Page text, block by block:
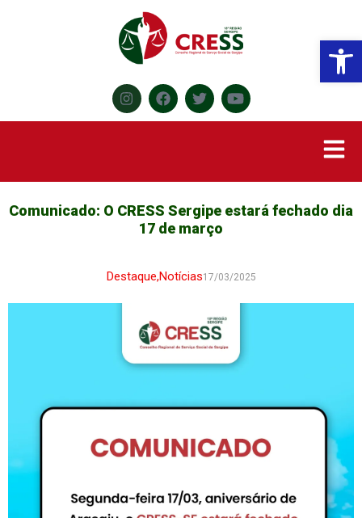
Comunicado: O CRESS Sergipe estará fechado dia
17 de março
Destaque,Notícias17/03/2025